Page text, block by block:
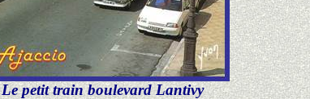
Le petit train boulevard Lantivy